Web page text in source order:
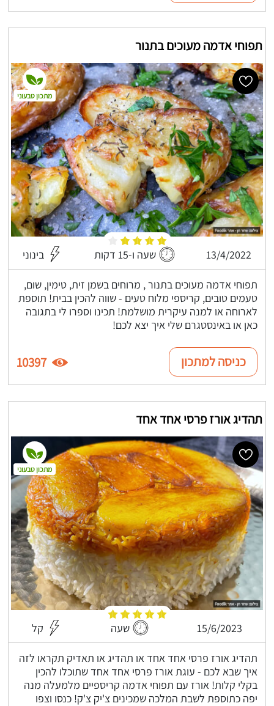
תפוחי אדמה מעוכים בתנור
13/4/2022 שעה ו-15 דקות בינוני
תפוחי אדמה מעוכים בתנור , מרוחים בשמן זית, טימין, שום,
טעמים טובים, קריספי מלוח טעים - שווה להכין בבית! תוספת
לארוחה או למנה עיקרית מושלמת! תכינו וספרו לי בתגובה
כאן או באינסטגרם שלי איך יצא לכם!
מתכון טבעוני
כניסה למתכון 10397
תהדיג אורז פרסי אחד אחד
15/6/2023 שעה קל
תהדיג אורז פרסי אחד אחד או תהדיג או תאדיק תקראו לזה
איך שבא לכם - עוגת אורז פרסי אחד אחד שתוכלו להכין
בקלי קלות! אורז עם תפוחי אדמה קריספיים מלמעלה מנה
יפה כתוספת לשבת המלכה שמכינים צ'יק צ'ק! כנסו וצפו
מתכון טבעוני